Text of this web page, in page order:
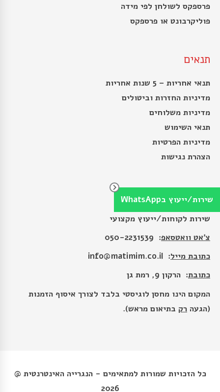
פרספקס לשולחן לפי מידה
פוליקרבונט או פרספקס
תנאים
תנאי אחריות – 5 שנות אחריות
מדיניות החזרות וביטולים
מדיניות משלוחים
תנאי השימוש
מדיניות הפרטיות
הצהרת נגישות
צור קשר
שירות לקוחות/ייעוץ מקצועי
צ׳אט וואטסאפ: 050-2231539
כתובת מייל:
info@matimim.co.il
כתובת: הרקון 9, רמת גן
המקום הינו מחסן לוגיסטי בלבד לצורך איסוף הזמנות
(הגעה רק בתיאום מראש).
כל הזכויות שמורות למתאימים - הנגרייה האינטרנטית @
2026
שירות/ייעוץ בWhatsApp